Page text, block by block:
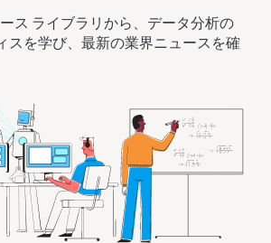
ス ライブラリから、データ分析の
スを学び、最新の業界ニュースを確